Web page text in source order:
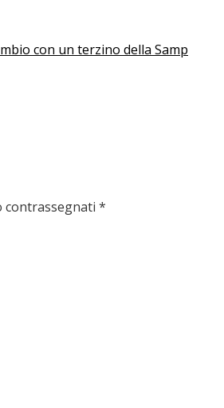
con un terzino della Samp
contrassegnati *